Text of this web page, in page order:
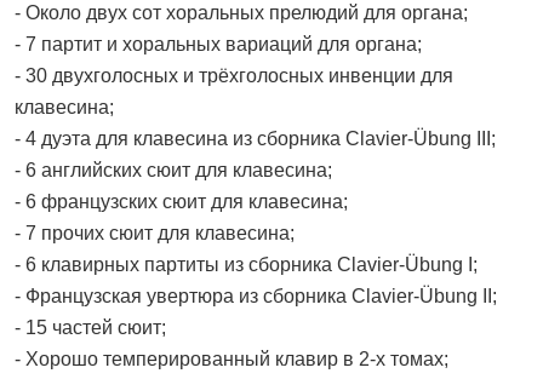
- Около двух сот хоральных прелюдий для органа;
- 7 партит и хоральных вариаций для органа;
- 30 двухголосных и трёхголосных инвенции для
клавесина;
- 4 дуэта для клавесина из сборника Clavier-Übung III;
- 6 английских сюит для клавесина;
- 6 французских сюит для клавесина;
- 7 прочих сюит для клавесина;
- 6 клавирных партиты из сборника Clavier-Übung I;
- Французская увертюра из сборника Clavier-Übung II;
- 15 частей сюит;
- Хорошо темперированный клавир в 2-х томах;